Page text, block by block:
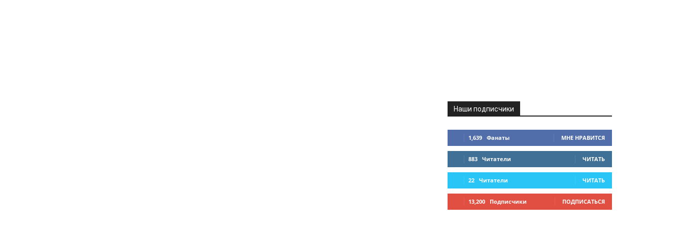
Наши подписчики
1,639 Фанаты МНЕ НРАВИТСЯ
883 Читатели ЧИТАТЬ
22 Читатели ЧИТАТЬ
13,200 Подписчики ПОДПИСАТЬСЯ